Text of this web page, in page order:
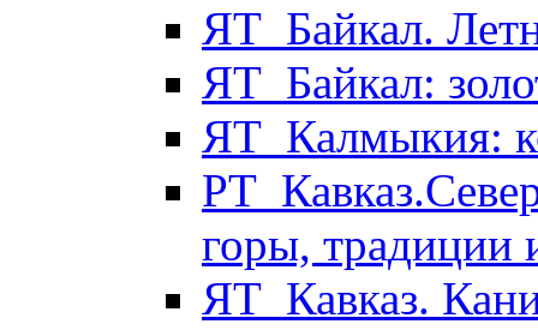
ЯТ_Байкал.
ЯТ_Байкал:
ЯТ_Калмыкия:
горы, традиции
ЯТ_Кавказ.